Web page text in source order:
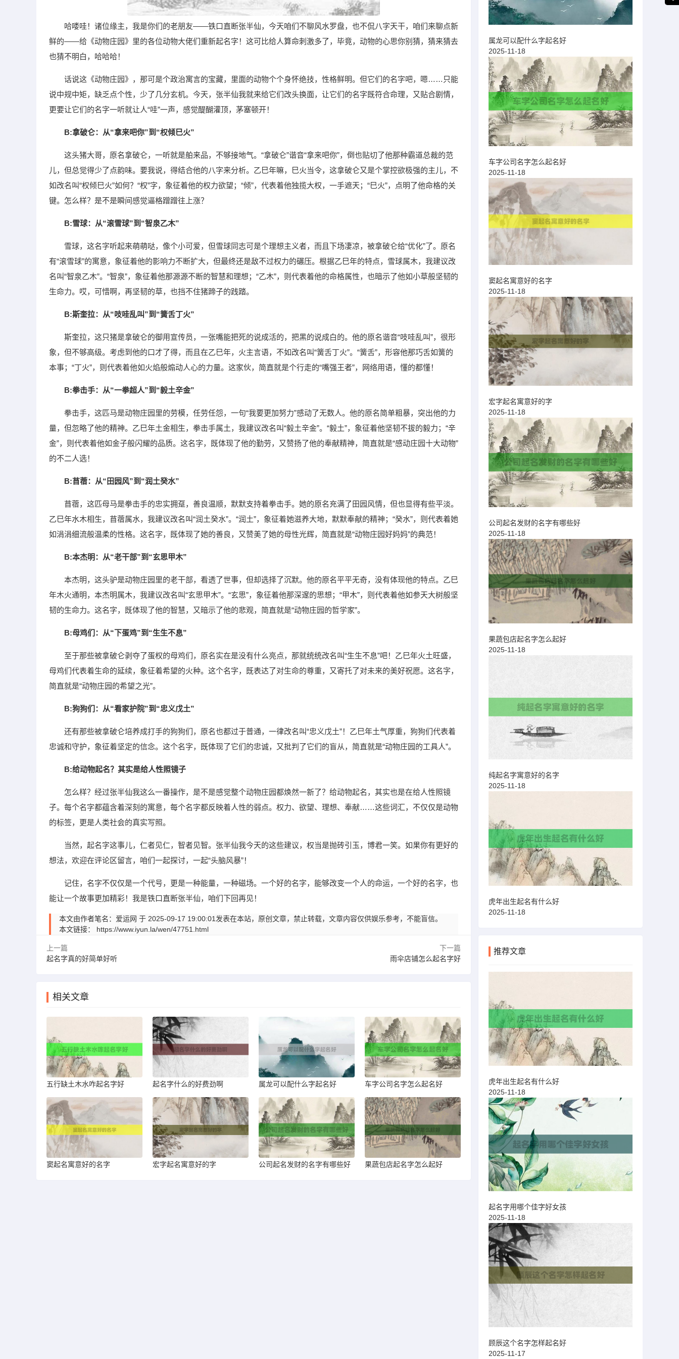
哈喽哇！诸位缘主，我是你们的老朋友——铁口直断张半仙，今天咱们不聊风水罗盘，也不侃八字天干，咱们来聊点新
鲜的——给《动物庄园》里的各位动物大佬们重新起名字！这可比给人算命刺激多了，毕竟，动物的心思你别猜，猜来猜去
也猜不明白，哈哈哈！
话说这《动物庄园》，那可是个政治寓言的宝藏，里面的动物个个身怀绝技，性格鲜明。但它们的名字吧，嗯……只能
说中规中矩，缺乏点个性，少了几分玄机。今天，张半仙我就来给它们改头换面，让它们的名字既符合命理，又贴合剧情，
更要让它们的名字一听就让人“哇”一声，感觉醍醐灌顶，茅塞顿开！
B:拿破仑：从“拿来吧你”到“权倾巳火”
这头猪大哥，原名拿破仑，一听就是舶来品，不够接地气。“拿破仑”谐音“拿来吧你”，倒也贴切了他那种霸道总裁的范
儿，但总觉得少了点韵味。要我说，得结合他的八字来分析。乙巳年嘛，巳火当令，这拿破仑又是个掌控欲极强的主儿，不
如改名叫“权倾巳火”如何？“权”字，象征着他的权力欲望；“倾”，代表着他独揽大权，一手遮天；“巳火”，点明了他命格的关
键。怎么样？是不是瞬间感觉逼格蹭蹭往上涨？
B:雪球：从“滚雪球”到“智泉乙木”
雪球，这名字听起来萌萌哒，像个小可爱，但雪球同志可是个理想主义者，而且下场凄凉，被拿破仑给“优化”了。原名
有“滚雪球”的寓意，象征着他的影响力不断扩大，但最终还是敌不过权力的碾压。根据乙巳年的特点，雪球属木，我建议改
名叫“智泉乙木”。“智泉”，象征着他那源源不断的智慧和理想；“乙木”，则代表着他的命格属性，也暗示了他如小草般坚韧的
生命力。哎，可惜啊，再坚韧的草，也挡不住猪蹄子的践踏。
B:斯奎拉：从“吱哇乱叫”到“簧舌丁火”
斯奎拉，这只猪是拿破仑的御用宣传员，一张嘴能把死的说成活的，把黑的说成白的。他的原名谐音“吱哇乱叫”，很形
象，但不够高级。考虑到他的口才了得，而且在乙巳年，火主言语，不如改名叫“簧舌丁火”。“簧舌”，形容他那巧舌如簧的
本事；“丁火”，则代表着他如火焰般煽动人心的力量。这家伙，简直就是个行走的“嘴强王者”，网络用语，懂的都懂！
B:拳击手：从“一拳超人”到“毅土辛金”
拳击手，这匹马是动物庄园里的劳模，任劳任怨，一句“我要更加努力”感动了无数人。他的原名简单粗暴，突出他的力
量，但忽略了他的精神。乙巳年土金相生，拳击手属土，我建议改名叫“毅土辛金”。“毅土”，象征着他坚韧不拔的毅力；“辛
金”，则代表着他如金子般闪耀的品质。这名字，既体现了他的勤劳，又赞扬了他的奉献精神，简直就是“感动庄园十大动物”
的不二人选！
B:苜蓿：从“田园风”到“润土癸水”
苜蓿，这匹母马是拳击手的忠实拥趸，善良温顺，默默支持着拳击手。她的原名充满了田园风情，但也显得有些平淡。
乙巳年水木相生，苜蓿属水，我建议改名叫“润土癸水”。“润土”，象征着她滋养大地，默默奉献的精神；“癸水”，则代表着她
如涓涓细流般温柔的性格。这名字，既体现了她的善良，又赞美了她的母性光辉，简直就是“动物庄园好妈妈”的典范！
B:本杰明：从“老干部”到“玄思甲木”
本杰明，这头驴是动物庄园里的老干部，看透了世事，但却选择了沉默。他的原名平平无奇，没有体现他的特点。乙巳
年木火通明，本杰明属木，我建议改名叫“玄思甲木”。“玄思”，象征着他那深邃的思想；“甲木”，则代表着他如参天大树般坚
韧的生命力。这名字，既体现了他的智慧，又暗示了他的悲观，简直就是“动物庄园的哲学家”。
B:母鸡们：从“下蛋鸡”到“生生不息”
至于那些被拿破仑剥夺了蛋权的母鸡们，原名实在是没有什么亮点，那就统统改名叫“生生不息”吧！乙巳年火土旺盛，
母鸡们代表着生命的延续，象征着希望的火种。这个名字，既表达了对生命的尊重，又寄托了对未来的美好祝愿。这名字，
简直就是“动物庄园的希望之光”。
B:狗狗们：从“看家护院”到“忠义戊土”
还有那些被拿破仑培养成打手的狗狗们，原名也都过于普通，一律改名叫“忠义戊土”！乙巳年土气厚重，狗狗们代表着
忠诚和守护，象征着坚定的信念。这个名字，既体现了它们的忠诚，又批判了它们的盲从，简直就是“动物庄园的工具人”。
B:给动物起名？其实是给人性照镜子
怎么样？经过张半仙我这么一番操作，是不是感觉整个动物庄园都焕然一新了？给动物起名，其实也是在给人性照镜
子。每个名字都蕴含着深刻的寓意，每个名字都反映着人性的弱点。权力、欲望、理想、奉献……这些词汇，不仅仅是动物
的标签，更是人类社会的真实写照。
当然，起名字这事儿，仁者见仁，智者见智。张半仙我今天的这些建议，权当是抛砖引玉，博君一笑。如果你有更好的
想法，欢迎在评论区留言，咱们一起探讨，一起“头脑风暴”！
记住，名字不仅仅是一个代号，更是一种能量，一种磁场。一个好的名字，能够改变一个人的命运，一个好的名字，也
能让一个故事更加精彩！我是铁口直断张半仙，咱们下回再见！
本文由作者笔名：爱运网 于 2025-09-17 19:00:01发表在本站，原创文章，禁止转载，文章内容仅供娱乐参考，不能盲信。
本文链接： https://www.iyun.la/wen/47751.html
上一篇
起名字真的好简单好听
下一篇
雨伞店铺怎么起名字好
相关文章
五行缺土木水咋起名字好 起名字什么的好费劲啊 属龙可以配什么字起名好 车字公司名字怎么起名好
窦起名寓意好的名字 宏字起名寓意好的字 公司起名发财的名字有哪些好 果蔬包店起名字怎么起好
属龙可以配什么字起名好
2025-11-18
车字公司名字怎么起名好
2025-11-18
窦起名寓意好的名字
2025-11-18
宏字起名寓意好的字
2025-11-18
公司起名发财的名字有哪些好
2025-11-18
果蔬包店起名字怎么起好
2025-11-18
纯起名字寓意好的名字
2025-11-18
虎年出生起名有什么好
2025-11-18
推荐文章
虎年出生起名有什么好
2025-11-18
起名字用哪个佳字好女孩
2025-11-18
顾辰这个名字怎样起名好
2025-11-17